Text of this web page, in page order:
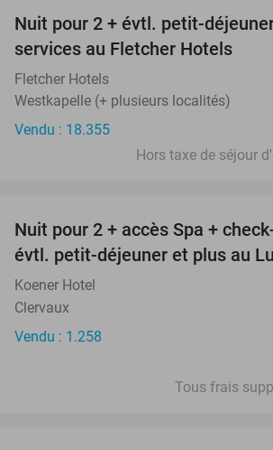
Nuit pour 2 + évtl. petit-
services au Fletcher Hotels
Fletcher Hotels
Westkapelle (+ plusieurs localités)
Vendu : 18.355
Hors taxe de séjour
Nuit pour 2 + accès Spa +
évtl. petit-déjeuner et plus au
Koener Hotel
Clervaux
Vendu : 1.258
Tous frais